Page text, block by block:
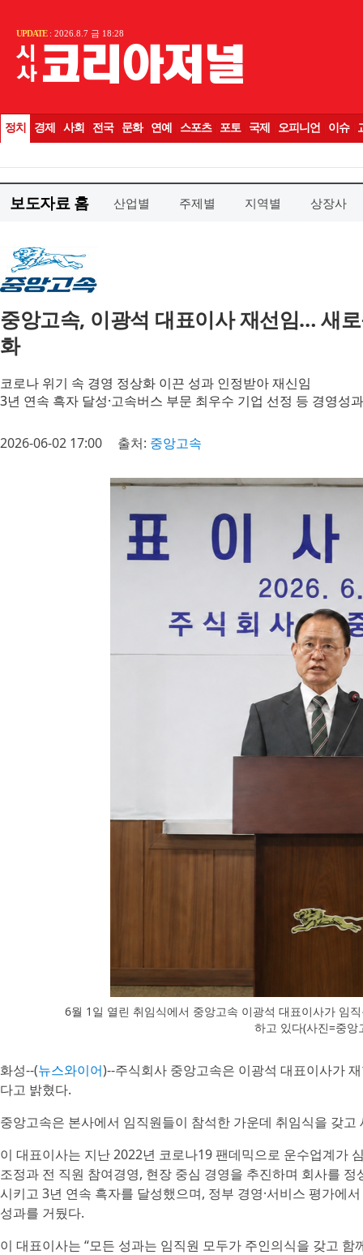
보도자료 홈 산업별 주제별 지역별 상장사
중앙고속, 이광석 대표이사 재선임… 새
화
코로나 위기 속 경영 정상화 이끈 성과 인정받아 재신임
3년 연속 흑자 달성·고속버스 부문 최우수 기업 선정 등 경영성
2026-06-02 17:00 출처: 중앙고속
6월 1일 열린 취임식에서 중앙고속 이광석 대표이사가 임
하고 있다(사진=중앙
화성--(뉴스와이어)--주식회사 중앙고속은 이광석 대표이사가
다고 밝혔다.
중앙고속은 본사에서 임직원들이 참석한 가운데 취임식을 갖
이 대표이사는 지난 2022년 코로나19 팬데믹으로 운수업계가
조정과 전 직원 참여경영, 현장 중심 경영을 추진하며 회사를
시키고 3년 연속 흑자를 달성했으며, 정부 경영·서비스 평가에
성과를 거뒀다.
이 대표이사는 “모든 성과는 임직원 모두가 주인의식을 갖고